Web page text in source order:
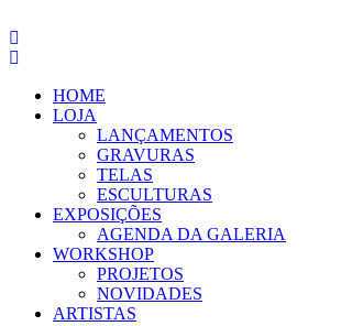
para
o
HOME
LOJA
LANÇAMENTOS
GRAVURAS
TELAS
ESCULTURAS
EXPOSIÇÕES
AGENDA DA GALERIA
WORKSHOP
PROJETOS
NOVIDADES
ARTISTAS